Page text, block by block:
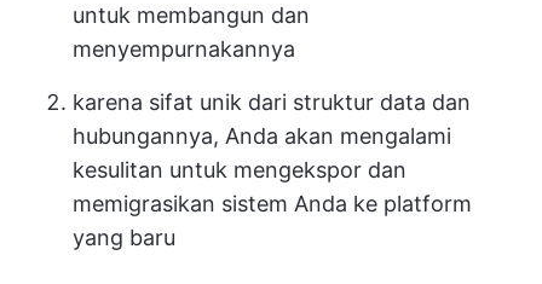
untuk membangun dan
menyempurnakannya
karena sifat unik dari struktur data dan
hubungannya, Anda akan mengalami
kesulitan untuk mengekspor dan
memigrasikan sistem Anda ke platform
yang baru